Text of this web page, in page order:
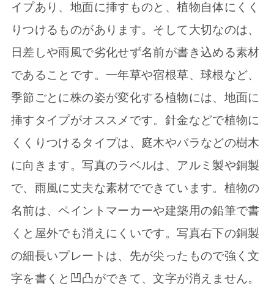
イプあり、地面に挿すものと、植物自体にくく
りつけるものがあります。そして大切なのは、
日差しや雨風で劣化せず名前が書き込める素材
であることです。一年草や宿根草、球根など、
季節ごとに株の姿が変化する植物には、地面に
挿すタイプがオススメです。針金などで植物に
くくりつけるタイプは、庭木やバラなどの樹木
に向きます。写真のラベルは、アルミ製や銅製
で、雨風に丈夫な素材でできています。植物の
名前は、ペイントマーカーや建築用の鉛筆で書
くと屋外でも消えにくいです。写真右下の銅製
の細長いプレートは、先が尖ったもので強く文
字を書くと凹凸ができて、文字が消えません。